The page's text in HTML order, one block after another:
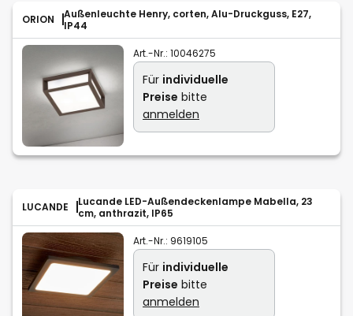
ORION
Außenleuchte Henry, corten, Alu-Druckguss, E27,
IP44
Art.-Nr.: 10046275
Für individuelle
Preise bitte
anmelden
LUCANDE
Lucande LED-Außendeckenlampe Mabella, 23
cm, anthrazit, IP65
Art.-Nr.: 9619105
Für individuelle
Preise bitte
anmelden